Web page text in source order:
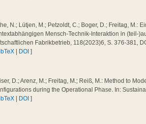
N.; Lütjen, M.; Petzoldt, C.; Boger, D.; Freitag, M.:
Mensch-Technik-Interaktion in (teil-
Fabrikbetrieb, 118(2023)6, S. 376-381,
DOI ]
D.; Arenz, M.; Freitag, M.; Reiß, M.: Method to
during the Operational Phase. In:
DOI ]